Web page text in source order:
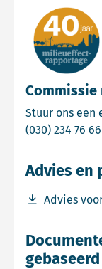
Commissie
Stuur ons een
(030) 234 76 66
Advies en
Advies
Download
gebaseerd